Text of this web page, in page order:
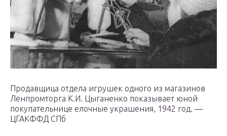
Продавщица отдела игрушек одного из магазинов
Ленпромторга К.И. Цыганенко показывает юной
покупательнице елочные украшения, 1942 год. —
ЦГАКФФД СПб